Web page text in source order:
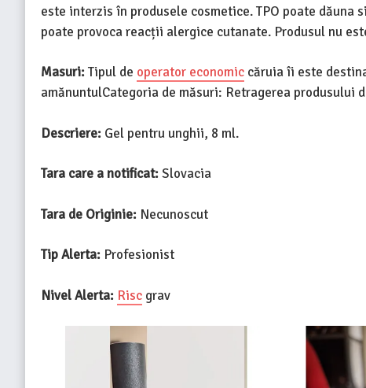
este interzis în produsele cosmetice. TPO poate
poate provoca reacții alergice cutanate. Produsul nu
Masuri:Tipul de operator economic căruia îi este
amănuntulCategoria de măsuri: Retragerea
Descriere: Gel pentru unghii, 8 ml.
Tara care a notificat:Slovacia
Tara de Originie: Necunoscut
Tip Alerta: Profesionist
Nivel Alerta: Risc grav